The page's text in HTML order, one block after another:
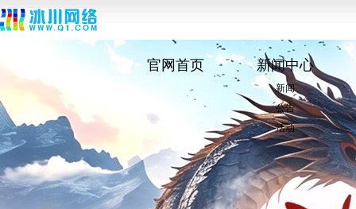
官网首页 新闻中心
新闻
公告
活动